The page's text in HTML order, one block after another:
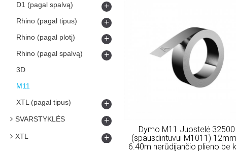
D1 (pagal spalvą) +
Rhino (pagal tipus) +
Rhino (pagal plotį) +
Rhino (pagal spalvą) +
3D
M11
XTL (pagal tipus)
+
SVARSTYKLĖS +
XTL +
Dymo M11 Juostelė 32500
(spausdintuvui M1011)
6.40m nerūdijančio plieno be